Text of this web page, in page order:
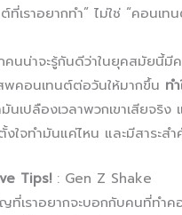
ที่เราอยากทำ” ไม่ใช่ “คอนเ
นน่าจะรู้กันดีว่าในยุคสมัยนี้มี
พคอนเทนต์ต่อวันให้มากขึ้น ท
นเปลืองเวลาพวกเขาเสียจริ
งใจทำมันแค่ไหน และมีสาระ
Tips! : Gen Z Shake
ที่เราอยากจะบอกกับคนที่ทำ